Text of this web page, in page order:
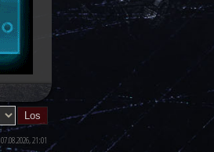
07.08.2026, 21:01